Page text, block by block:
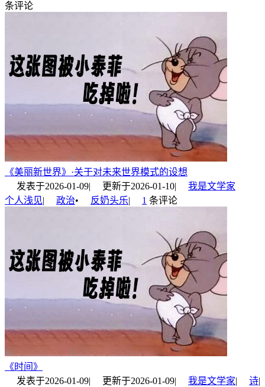
条评论
《美丽新世界》·关于对未来世界模式的设想
发表于2026-01-09| 更新于2026-01-10|
我是文学家
个人浅见| 政治• 反奶头乐| 1 条评论
《时间》
发表于2026-01-09| 更新于2026-01-09| 我是文学家| 诗|